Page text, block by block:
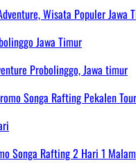
Jawa Timur
Probolinggo, Jawa timur
Songa Rafting 2 Hari 1 Malam